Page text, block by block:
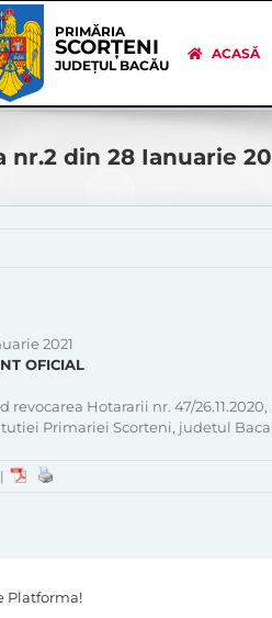
PRIMĂRIA
SCORȚENI
JUDEȚUL BACĂU
ACASĂ
nr.2 din 28 Ianuarie
2021
OFICIAL
revocarea Hotararii nr. 47/
Primariei Scorteni, judetul
|
Platforma!